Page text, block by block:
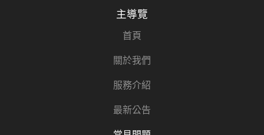
主導覽
首頁
關於我們
服務介紹
最新公告